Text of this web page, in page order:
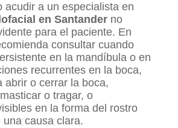
acudir a un especialista en
en Santanderno
para el paciente. En
consultar cuando
en la mandíbula o en
recurrentes en la boca,
abrir o cerrar la boca,
o tragar, o
en la forma del rostro
causa clara.